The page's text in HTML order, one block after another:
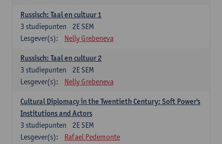
Russisch: Taal en cultuur 1
2E SEM
3 studiepunten
Lesgever(s):
Nelly Grebeneva
Russisch: Taal en cultuur 2
2E SEM
3 studiepunten
Lesgever(s):
Nelly Grebeneva
Cultural Diplomacy in the Twentieth Century: Soft Power's
Institutions and Actors
2E SEM
3 studiepunten
Lesgever(s):
Rafael Pedemonte